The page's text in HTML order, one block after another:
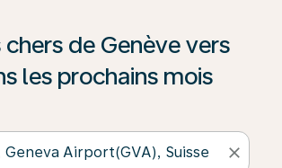
de Genève vers
les prochains mois
close